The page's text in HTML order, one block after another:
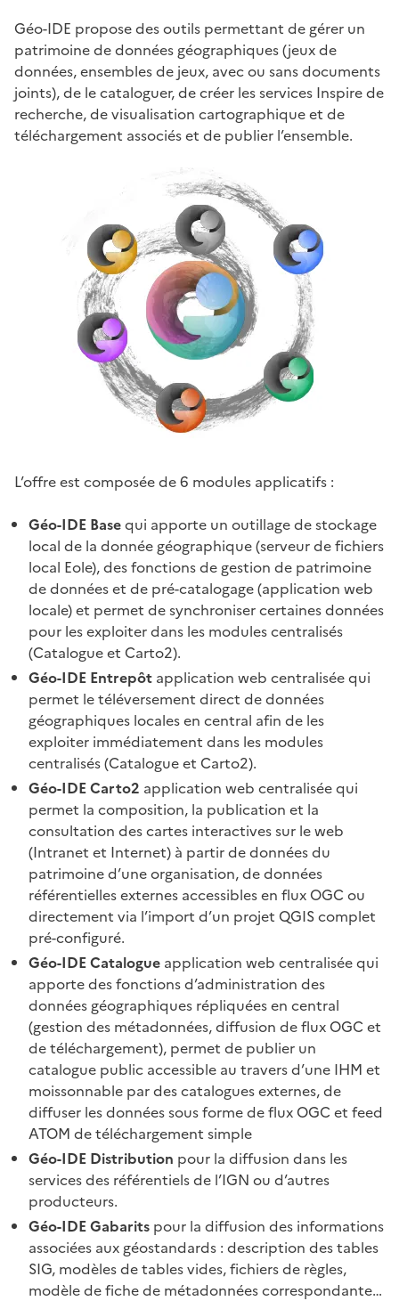
Géo-IDE propose des outils permettant de gérer un
patrimoine de données géographiques (jeux de
données, ensembles de jeux, avec ou sans documents
joints), de le cataloguer, de créer les services Inspire de
recherche, de visualisation cartographique et de
téléchargement associés et de publier l’ensemble.
L’offre est composée de 6 modules applicatifs :
Géo-IDE Basequi apporte un outillage de stockage
local de la donnée géographique (serveur de fichiers
local Eole), des fonctions de gestion de patrimoine
de données et de pré-catalogage (application web
locale) et permet de synchroniser certaines données
pour les exploiter dans les modules centralisés
(Catalogue et Carto2).
Géo-IDE Entrepôt application web centralisée qui
permet le téléversement direct de données
géographiques locales en central afin de les
exploiter immédiatement dans les modules
centralisés (Catalogue et Carto2).
Géo-IDE Carto2 application web centralisée qui
permet la composition, la publication et la
consultation des cartes interactives sur le web
(Intranet et Internet) à partir de données du
patrimoine d’une organisation, de données
référentielles externes accessibles en flux OGC ou
directement via l’import d’un projet QGIS complet
pré-configuré.
Géo-IDE Catalogue application web centralisée qui
apporte des fonctions d’administration des
données géographiques répliquées en central
(gestion des métadonnées, diffusion de flux OGC et
de téléchargement), permet de publier un
catalogue public accessible au travers d’une IHM et
moissonnable par des catalogues externes, de
diffuser les données sous forme de flux OGC et feed
ATOM de téléchargement simple
Géo-IDE Distribution pour la diffusion dans les
services des référentiels de l’IGN ou d’autres
producteurs.
Géo-IDE Gabarits pour la diffusion des informations
associées aux géostandards : description des tables
SIG, modèles de tables vides, fichiers de règles,
modèle de fiche de métadonnées correspondante…